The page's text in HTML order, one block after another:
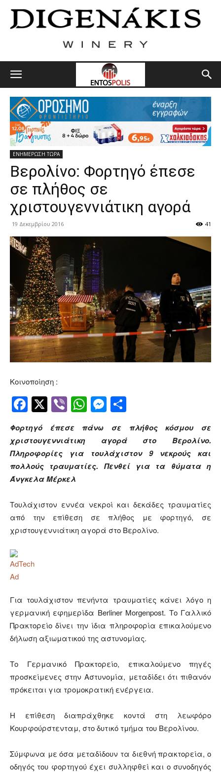
ΕΝΗΜΕΡΩΣΗ ΤΩΡΑ
Βερολίνο: Φορτηγό έπεσε
σε πλήθος σε
χριστουγεννιάτικη αγορά
19 Δεκεμβρίου 2016 41
Κοινοποίηση :
Facebook
Twitter
ViberWhatsApp
Messenger
Φορτηγό έπεσε πάνω σε πλήθος κόσμου σε
χριστουγεννιάτικη αγορά στο Βερολίνο.
Πληροφορίες για τουλάχιστον 9 νεκρούς και
πολλούς τραυματίες. Πενθεί για τα θύματα η
Άνγκελα Μέρκελ
Τουλάχιστον εννέα νεκροί και δεκάδες τραυματίες
από την επίθεση σε πλήθος με φορτηγό, σε
χριστουγεννιάτικη αγορά στο Βερολίνο.
Για τουλάχιστον πενήντα τραυματίες κάνει λόγο η
γερμανική εφημερίδα Berliner Morgenpost. Το Γαλλικό
Πρακτορείο δίνει την ίδια πληροφορία επικαλούμενο
δήλωση αξιωματικού της αστυνομίας.
Το Γερμανικό Πρακτορείο, επικαλούμενο πηγές
προσκείμενες στην Αστυνομία, μεταδίδει ότι πιθανόν
πρόκειται για τρομοκρατική ενέργεια.
Η επίθεση διαπράχθηκε κοντά στη λεωφόρο
Κουρφούρστενταμ, στο δυτικό τμήμα του Βερολίνου.
Σύμφωνα με όσα μεταδίδουν τα διεθνή πρακτορεία, ο
οδηγός του φορτηγού έχει συλληφθεί και ο συνοδηγός